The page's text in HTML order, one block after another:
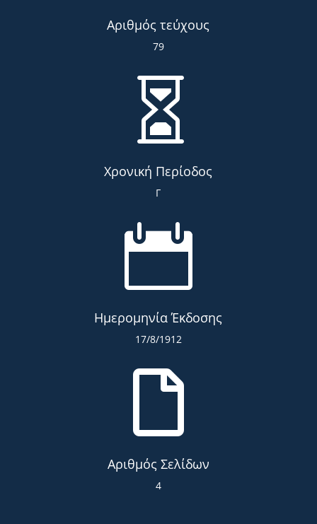
Αριθμός τεύχους
79

Χρονική Περίοδος
Γ

Ημερομηνία Έκδοσης
17/8/1912

Αριθμός Σελίδων
4